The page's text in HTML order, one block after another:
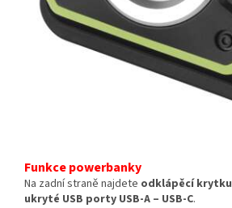
Funkce powerbanky
Na zadní straně najdete odklápěcí krytku
ukryté USB porty USB-A – USB-C.